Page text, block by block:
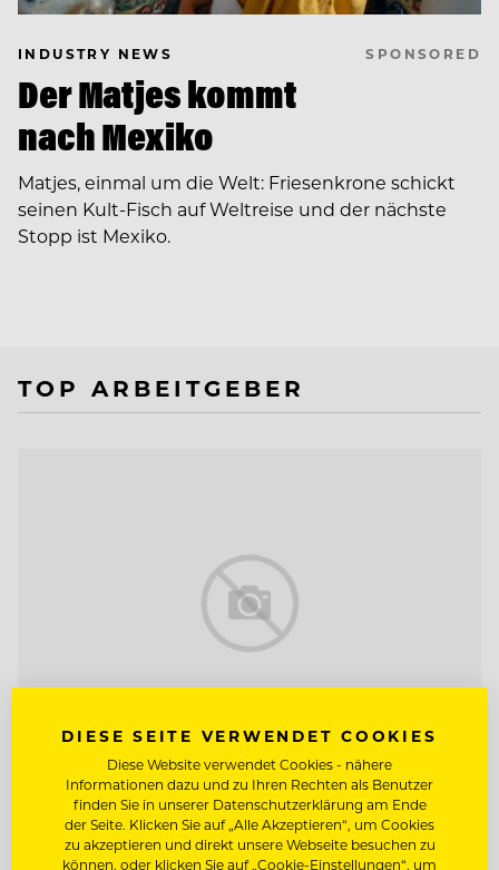
INDUSTRY NEWS SPONSORED
Der Matjes kommt
nach Mexiko
Matjes, einmal um die Welt: Friesenkrone schickt
seinen Kult-Fisch auf Weltreise und der nächste
Stopp ist Mexiko.
TOP ARBEITGEBER
TOP ARBEITGEBER
Neuhaus Zillertal Resort &
DIESE SEITE VERWENDET COOKIES
Diese Website verwendet Cookies - nähere
Informationen dazu und zu Ihren Rechten als Benutzer
finden Sie in unserer Datenschutzerklärung am Ende
der Seite. Klicken Sie auf „Alle Akzeptieren“, um Cookies
zu akzeptieren und direkt unsere Webseite besuchen zu
können, oder klicken Sie auf „Cookie-Einstellungen“, um